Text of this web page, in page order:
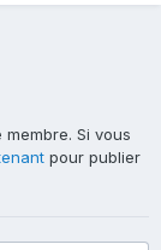
Si vous
pour publier